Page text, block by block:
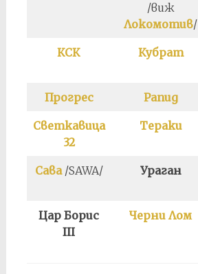
/виж
Локомотив/
КСК Кубрат
Прогрес Рапид
Светкавица
32
Тераки
Сава/SAWA/ Ураган
Цар Борис
III
Черни Лом